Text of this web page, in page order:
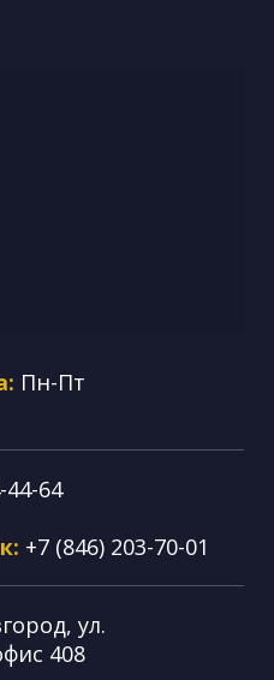
Пн-Пт
44-64
+7 (846) 203-70-01
ул.
408